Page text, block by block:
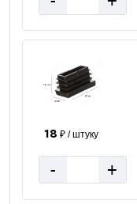
18 ₽ / штуку
- +